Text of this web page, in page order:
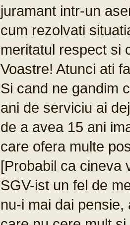
juramant intr-un
cum rezolvati
meritatul respect si
Voastre! Atunci ati
Si cand ne gandim
ani de serviciu ai
de a avea 15 ani
care ofera multe
[Probabil ca cineva
SGV-ist un fel de
nu-i mai dai